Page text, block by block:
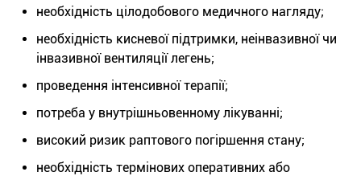
необхідність цілодобового медичного нагляду;
необхідність кисневої підтримки, неінвазивної чи
інвазивної вентиляції легень;
проведення інтенсивної терапії;
потреба у внутрішньовенному лікуванні;
високий ризик раптового погіршення стану;
необхідність термінових оперативних або